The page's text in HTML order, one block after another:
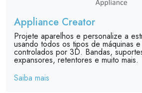
Appliance Creator
Projete aparelhos e personalize a
usando todos os tipos de máquinas e
controlados por 3D. Bandas,
expansores, retentores e muito mais.
Saiba mais